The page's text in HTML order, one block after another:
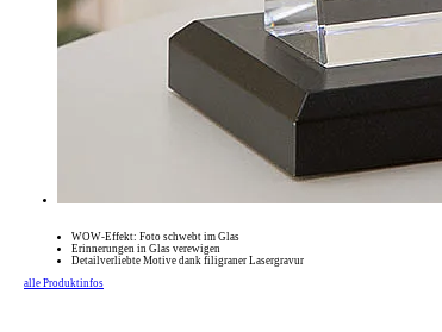
WOW-Effekt: Foto schwebt im Glas
Erinnerungen in Glas verewigen
Detailverliebte Motive dank filigraner Lasergravur
alle Produktinfos